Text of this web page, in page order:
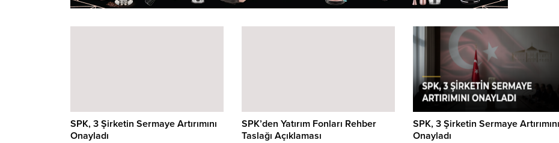
SPK, 3 Şirketin Sermaye Artırımını
Onayladı
SPK’den Yatırım Fonları Rehber
Taslağı Açıklaması
SPK, 3 Şirketin Sermaye Artırımını
Onayladı